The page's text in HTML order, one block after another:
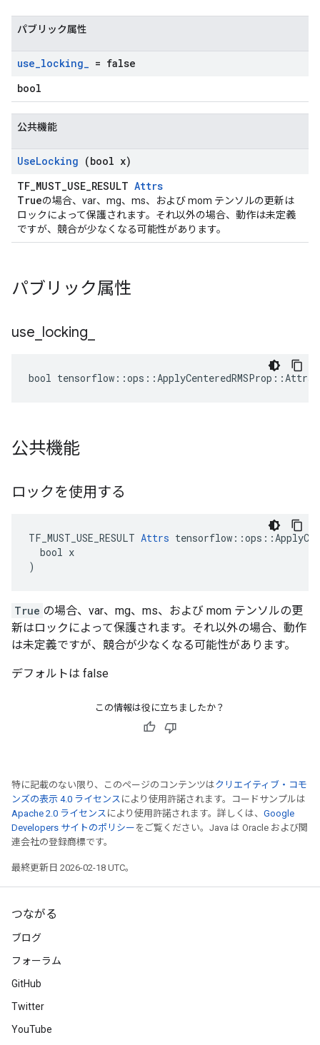
パブリック属性
use_locking_ = false
bool
公共機能
UseLocking (bool x)
TF_MUST_USE_RESULT Attrs
Trueの場合、var、mg、ms、および mom テンソルの更新は
ロックによって保護されます。それ以外の場合、動作は未定義
ですが、競合が少なくなる可能性があります。
パブリック属性
use locking
bool
公共機能
ロックを使用する
TF_MUST_USE_RESULT Attrs
  bool x
)
True の場合、var、mg、ms、および mom テンソルの更
新はロックによって保護されます。それ以外の場合、動作
は未定義ですが、競合が少なくなる可能性があります。
デフォルトは false
この情報は役に立ちましたか？
特に記載のない限り、このページのコンテンツはクリエイティブ・コモ
ンズの表示 4.0 ライセンス により使用許諾されます。コードサンプルは
Apache 2.0 ライセンス により使用許諾されます。詳しくは、 Google
Developers サイトのポリシー をご覧ください。Java は Oracle および関
連会社の登録商標です。
最終更新日 2026-02-18 UTC。
つながる
ブログ
フォーラム
GitHub
Twitter
YouTube